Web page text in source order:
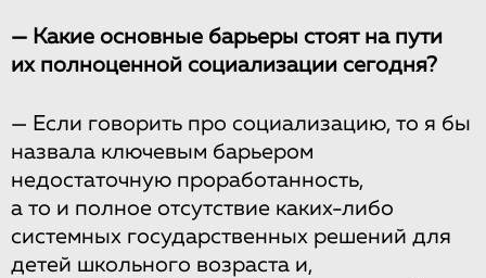
— Какие основные барьеры стоят на пути
их полноценной социализации сегодня?
— Если говорить про социализацию, то я бы
назвала ключевым барьером
недостаточную проработанность,
а то и полное отсутствие каких-либо
системных государственных решений для
детей школьного возраста и,